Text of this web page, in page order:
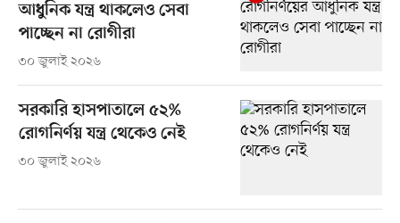
আধুনিক যন্ত্র থাকলেও সেবা
পাচ্ছেন না রোগীরা
৩০ জুলাই ২০২৬
সরকারি হাসপাতালে ৫২%
রোগনির্ণয় যন্ত্র থেকেও নেই
৩০ জুলাই ২০২৬